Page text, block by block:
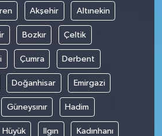
Akşehir Altınekin
Bozkır Çeltik
Çumra Derbent
Doğanhisar Emirgazi
Güneysınır Hadim
Hüyük Ilgın Kadınhanı